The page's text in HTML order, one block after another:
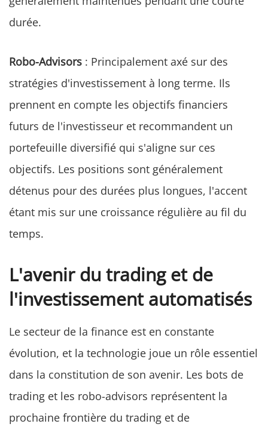
durée.
Robo-Advisors : Principalement axé sur des
stratégies d'investissement à long terme. Ils
prennent en compte les objectifs financiers
futurs de l'investisseur et recommandent un
portefeuille diversifié qui s'aligne sur ces
objectifs. Les positions sont généralement
détenus pour des durées plus longues, l'accent
étant mis sur une croissance régulière au fil du
temps.
L'avenir du trading et de
l'investissement automatisés
Le secteur de la finance est en constante
évolution, et la technologie joue un rôle essentiel
dans la constitution de son avenir. Les bots de
trading et les robo-advisors représentent la
prochaine frontière du trading et de